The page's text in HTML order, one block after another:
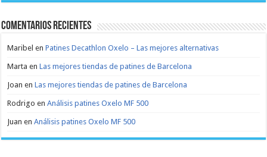
Comentarios recientes
Maribel enPatines Decathlon Oxelo – Las mejores alternativas
Marta enLas mejores tiendas de patines de Barcelona
Joan enLas mejores tiendas de patines de Barcelona
Rodrigo enAnálisis patines Oxelo MF 500
Juan enAnálisis patines Oxelo MF 500